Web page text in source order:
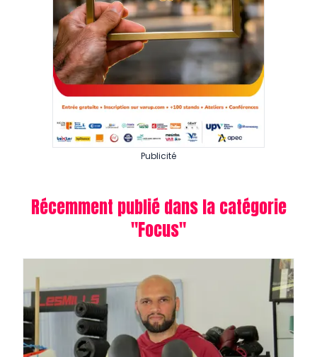
Publicité
Récemment publié dans la catégorie
"Focus"